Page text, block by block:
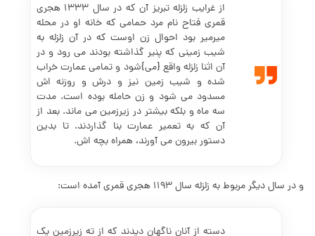
از غرایب زلزله تبریز آن که در سال 1333 هجری
قمری فتاح نام مرد حمامی که خانه او در محله
میرمیر بود احوال زن اوست که در آن زلزله به
شیب زمینی که پنیر گذاشته بودند می رود و در
آن اثنا زلزله واقع {می}شود و تمامی عمارت خراب
شده و شیب زمین نیز و درش و روزنه اش
مسدود می شود و زن حامله بوده است. مدت
سه ماه و بلکه بیشتر در زیرزمین می ماند. بعد از
آن که به تعمیر عمارت بنا گذاردند. تا بدین
دستور بیرون می آورند، همراه بچه اش.
و در سال دیگر مربوط به زلزله سال 1193 هجری قمری آمده است:
دسته از آنان ناگهان دیدند که از ته زیرزمین یک